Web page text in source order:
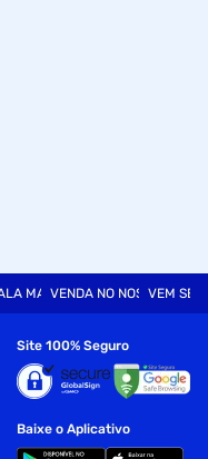
MARTVENDA NO NOSSO SITE
VEM SER
Site 100% Seguro
Baixe o Aplicativo